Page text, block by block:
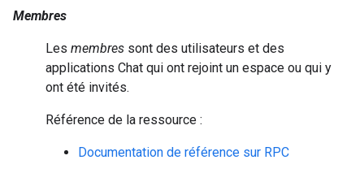
Membres
Les membres sont des utilisateurs et des
applications Chat qui ont rejoint un espace ou qui y
ont été invités.
Référence de la ressource :
Documentation de référence sur RPC